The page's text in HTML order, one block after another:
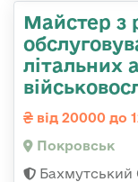
Майстер з
літальних
від 20000 до
Покровськ
Бахмутський